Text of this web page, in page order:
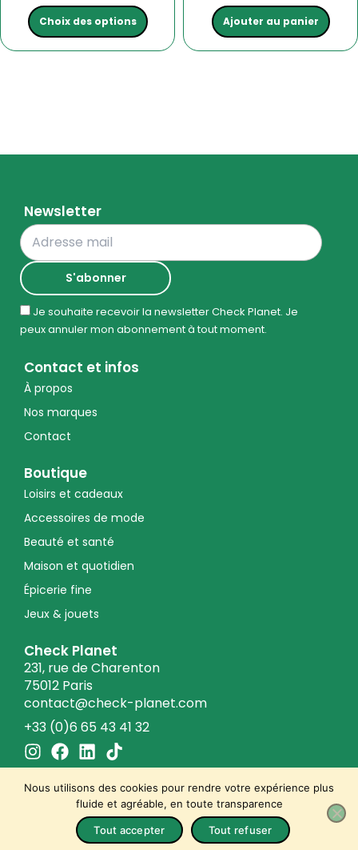
Choix des options Ajouter au panier
Check Planet
231, rue de Charenton
75012 Paris
contact@check-planet.com
+33 (0)6 65 43 41 32
I
n
s
F
a
c
L
i
n
k
e
d
T
i
k
t
o
k
Boutique
Loisirs et cadeaux
Accessoires de mode
Beauté et santé
Maison et quotidien
Épicerie fine
Jeux & jouets
Contact et infos
À propos
Nos marques
Contact
Newsletter
Je souhaite recevoir la newsletter Check Planet. Je
peux annuler mon abonnement à tout moment.
© 2026 Check Planet
Conditions générales de vente
Nous utilisons des cookies pour rendre votre expérience plus
fluide et agréable, en toute transparence
Tout accepter Tout refuser